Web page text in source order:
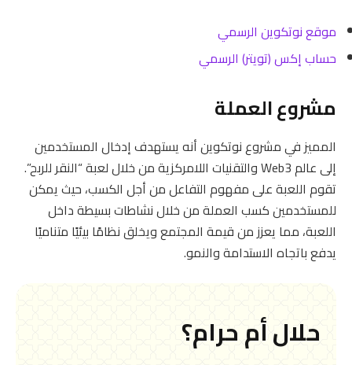
موقع نوتكوين الرسمي
حساب إكس (تويتر) الرسمي
مشروع العملة
المميز في مشروع نوتكوين أنه يستهدف إدخال المستخدمين
إلى عالم Web3 والتقنيات اللامركزية من خلال لعبة “النقر للربح”.
تقوم اللعبة على مفهوم التفاعل من أجل الكسب، حيث يمكن
للمستخدمين كسب العملة من خلال نشاطات بسيطة داخل
اللعبة، مما يعزز من قيمة المجتمع ويخلق نظامًا بيئيًا متناميًا
يدفع باتجاه الاستدامة والنمو.
حلال أم حرام؟